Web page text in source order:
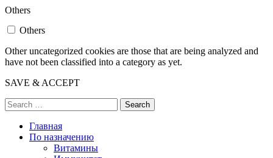
Others
Others
Other uncategorized cookies are those that are being analyzed and
have not been classified into a category as yet.
SAVE & ACCEPT
Search
Главная
По назначению
Витамины